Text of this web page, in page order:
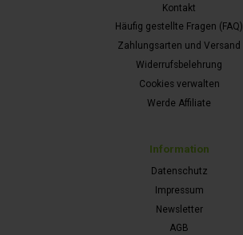
Kontakt
Häufig gestellte Fragen (FAQ)
Zahlungsarten und Versand
Widerrufsbelehrung
Cookies verwalten
Werde Affiliate
Information
Datenschutz
Impressum
Newsletter
AGB